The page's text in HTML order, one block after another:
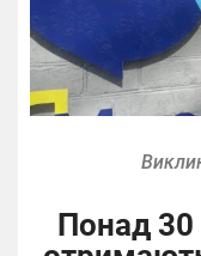
Понад 30